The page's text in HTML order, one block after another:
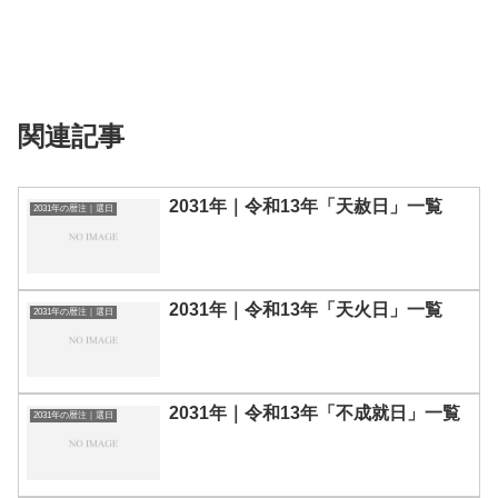
関連記事
2031年の暦注｜選日 2031年｜令和13年「天赦日」一覧
2031年の暦注｜選日 2031年｜令和13年「天火日」一覧
2031年の暦注｜選日 2031年｜令和13年「不成就日」一覧